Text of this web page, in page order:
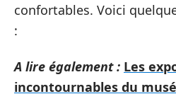
confortables. Voici
:
A lire également : Les
incontournables du